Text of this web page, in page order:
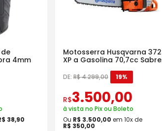
4mm
38,90
Motosserra Husqvarna 372
XP a Gasolina 70,7cc Sabre
DE:R$4.299,00 19%
R$3.500,00
à vista no Pix ou Boleto
Ou R$ 3.500,00 em 10x de
R$ 350,00